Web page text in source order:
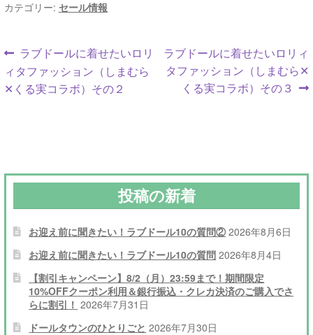
カテゴリー: セール情報
投
稿
ー
シ
ョ
ン
前
の
投
ラブドールに着せたいロリ
ィタファッション（しまむら
✕くる実コラボ）その２
次
の
ラブドールに着せたいロリィ
タファッション（しまむら✕
くる実コラボ）その３
投稿の新着
お迎え前に聞きたい！ラブドール10の質問② 2026年8月6日
お迎え前に聞きたい！ラブドール10の質問 2026年8月4日
【割引キャンペーン】8/2（月）23:59まで！期間限定
10%OFFクーポン利用＆銀行振込・クレカ決済のご購入でさ
らに割引！ 2026年7月31日
ドールタウンのひとりごと 2026年7月30日